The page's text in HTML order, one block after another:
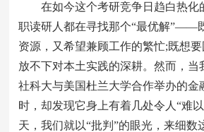
在如今这个考研竞争日趋白热化
职读研人都在寻找那个“最优解”——
资源，又希望兼顾工作的繁忙;既想
放不下对本土实践的深耕。然而，当
社科大与美国杜兰大学合作举办的金
时，却发现它身上有着几处令人“难
天，我们就以“批判”的眼光，来细数